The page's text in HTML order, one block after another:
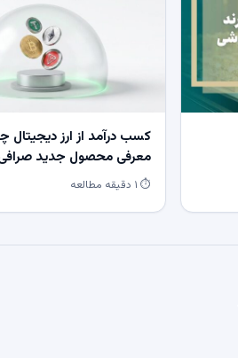
کسب درآمد از ارز
معرفی محصول جدید
⏱ ۱ دقیقه مطالعه